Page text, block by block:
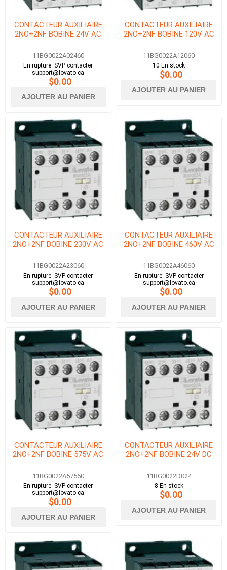
CONTACTEUR AUXILIAIRE
2NO+2NF BOBINE 24V AC
11BG0022A02460
En rupture: SVP contacter
support@lovato.ca
$0.00
AJOUTER AU PANIER
CONTACTEUR AUXILIAIRE
2NO+2NF BOBINE 120V AC
11BG0022A12060
10 En stock
$0.00
AJOUTER AU PANIER
CONTACTEUR AUXILIAIRE
2NO+2NF BOBINE 230V AC
11BG0022A23060
En rupture: SVP contacter
support@lovato.ca
$0.00
AJOUTER AU PANIER
CONTACTEUR AUXILIAIRE
2NO+2NF BOBINE 460V AC
11BG0022A46060
En rupture: SVP contacter
support@lovato.ca
$0.00
AJOUTER AU PANIER
CONTACTEUR AUXILIAIRE
2NO+2NF BOBINE 575V AC
11BG0022A57560
En rupture: SVP contacter
support@lovato.ca
$0.00
AJOUTER AU PANIER
CONTACTEUR AUXILIAIRE
2NO+2NF BOBINE 24V DC
11BG0022D024
8 En stock
$0.00
AJOUTER AU PANIER